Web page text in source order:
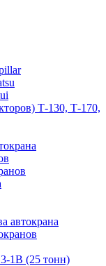
Т-130, Т-170,
автокрана
1В (25 тонн)